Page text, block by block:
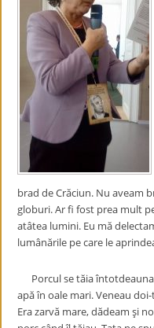
brad de Crăciun. Nu aveam
globuri. Ar fi fost prea mult
atâtea lumini. Eu mă
lumânările pe care le
Porcul se tăia
apă în oale mari. Veneau
Era zarvă mare, dădeam şi